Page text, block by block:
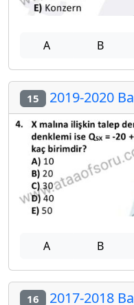
A B
15 2019-2020
A B
16 2017-2018